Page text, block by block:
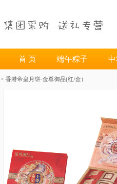
首 页 端午粽子
> 香港帝皇月饼-金尊御品(红/金）